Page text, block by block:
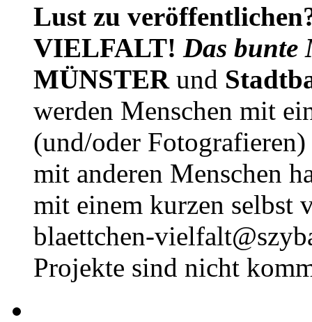
Lust zu
VIELFALT! Das bunte
MÜNSTERund
werden Menschen mit
(und/oder
mit anderen Menschen
mit einem kurzen selbst
blaettchen-
Projekte sind nicht